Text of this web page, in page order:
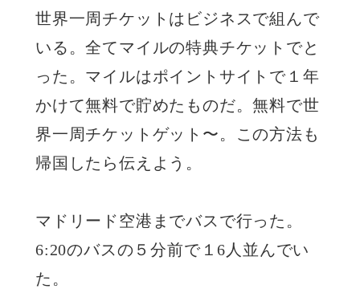
世界一周チケットはビジネスで組んで
いる。全てマイルの特典チケットでと
った。マイルはポイントサイトで１年
かけて無料で貯めたものだ。無料で世
界一周チケットゲット〜。この方法も
帰国したら伝えよう。
マドリード空港までバスで行った。
6:20のバスの５分前で１6人並んでい
た。